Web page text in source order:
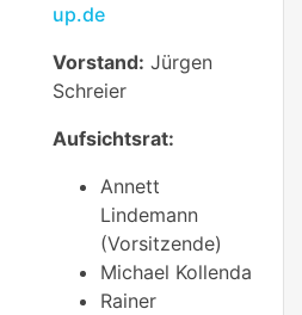
up.de
Vorstand: Jürgen
Schreier
Aufsichtsrat:
Annett
Lindemann
(Vorsitzende)
Michael Kollenda
Rainer